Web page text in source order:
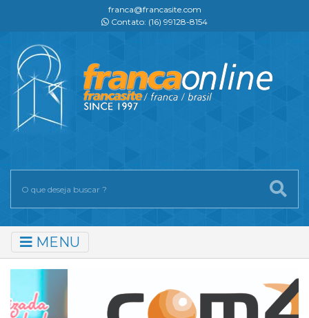
franca@francasite.com
Contato: (16) 99128-8154
MENU